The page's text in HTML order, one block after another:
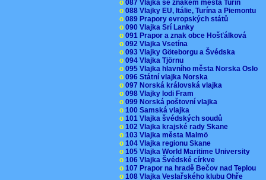
o 087 Vlajka se znakem města Turín
o 088 Vlajky EU, Itálie, Turína a Piemontu
o 089 Prapory evropských států
o 090 Vlajka Srí Lanky
o 091 Prapor a znak obce Hošťálková
o 092 Vlajka Vsetína
o 093 Vlajky Göteborgu a Švédska
o 094 Vlajka Tjörnu
o 095 Vlajka hlavního města Norska Oslo
o 096 Státní vlajka Norska
o 097 Norská královská vlajka
o 098 Vlajky lodi Fram
o 099 Norská poštovní vlajka
o 100 Samská vlajka
o 101 Vlajka švédských soudů
o 102 Vlajka krajské rady Skane
o 103 Vlajka města Malmö
o 104 Vlajka regionu Skane
o 105 Vlajka World Maritime University
o 106 Vlajka Švédské církve
o 107 Prapor na hradě Bečov nad Teplou
o 108 Vlajka Veslařského klubu Ohře